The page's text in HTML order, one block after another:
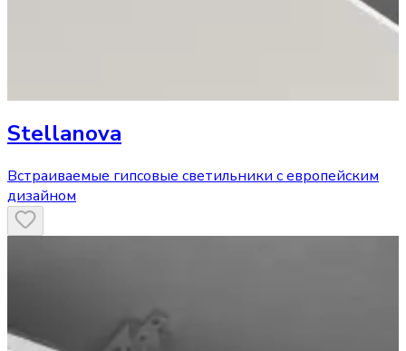
Stellanova
Встраиваемые гипсовые светильники с европейским
дизайном